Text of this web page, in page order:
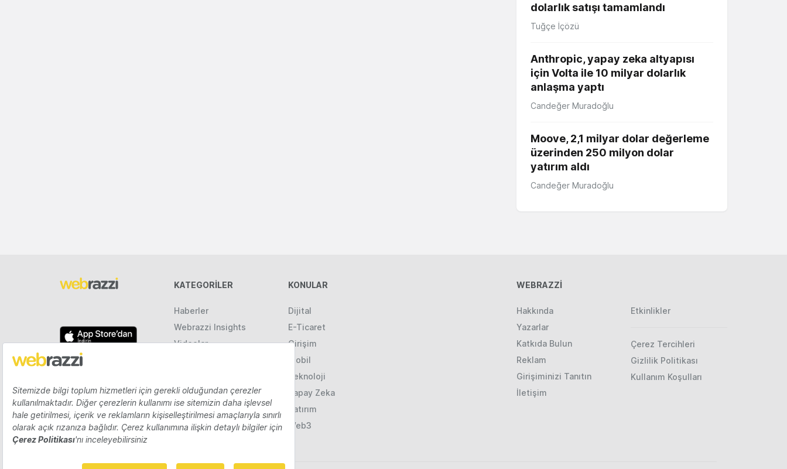
dolarlık satışı tamamlandı
Tuğçe İçözü
Anthropic, yapay zeka altyapısı
için Volta ile 10 milyar dolarlık
anlaşma yaptı
Candeğer Muradoğlu
Moove, 2,1 milyar dolar değerleme
üzerinden 250 milyon dolar
yatırım aldı
Candeğer Muradoğlu
KATEGORILER
Haberler
Webrazzi Insights
Videolar
KONULAR
Dijital
E-Ticaret
Girişim
Mobil
Teknoloji
Yapay Zeka
Yatırım
Web3
WEBRAZZİ
Hakkında
Yazarlar
Katkıda Bulun
Reklam
Girişiminizi Tanıtın
İletişim
Etkinlikler
Çerez Tercihleri
Gizlilik Politikası
Kullanım Koşulları